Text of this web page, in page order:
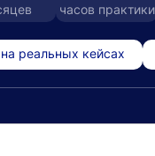
часов практики
на реальных кейсах